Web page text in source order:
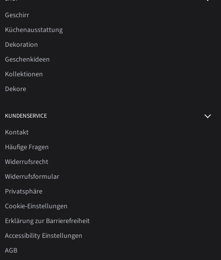
Geschirr
Küchenausstattung
Dekoration
Geschenkideen
Kollektionen
Dekore
KUNDENSERVICE
Kontakt
Häufige Fragen
Widerrufsrecht
Widerrufsformular
Privatsphäre
Cookie-Einstellungen
Erklärung zur Barrierefreiheit
Accessibility Einstellungen
AGB